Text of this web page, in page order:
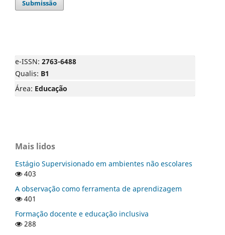
Submissão
e-ISSN: 2763-6488
Qualis: B1
Área: Educação
Mais lidos
Estágio Supervisionado em ambientes não escolares
403
A observação como ferramenta de aprendizagem
401
Formação docente e educação inclusiva
288